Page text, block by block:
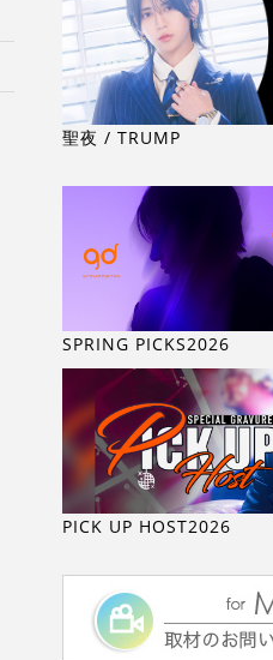
聖夜 / TRUMP
SPRING PICKS2026
PICK UP HOST2026